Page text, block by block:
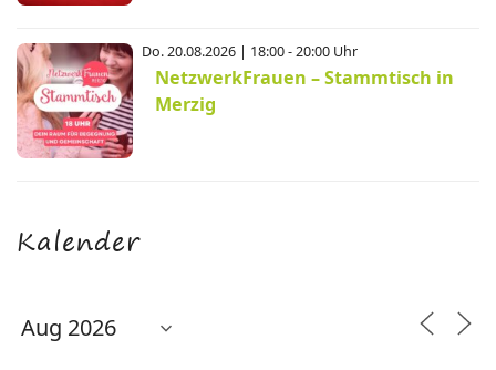
Do. 20.08.2026 | 18:00 - 20:00 Uhr
NetzwerkFrauen – Stammtisch in
Merzig
Kalender